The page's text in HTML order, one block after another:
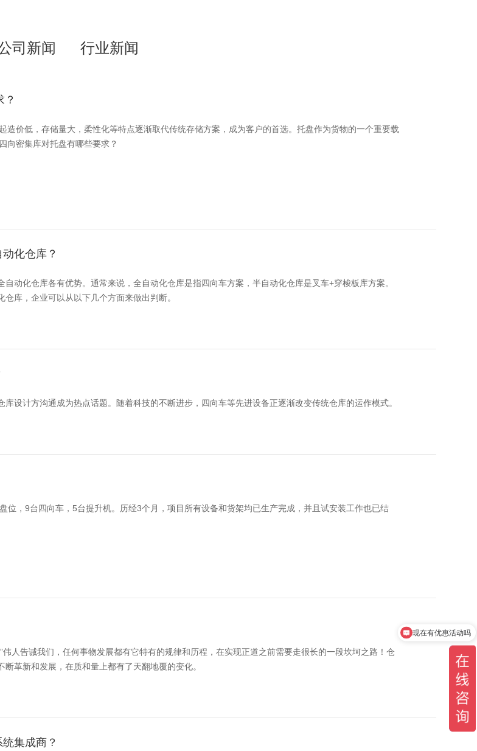
司新闻 行业新闻
？
造价低，存储量大，柔性化等特点逐渐取代传统存储方案，成为客户的首选。托盘作为货物的一个重要载
向密集库对托盘有哪些要求？
化仓库？
动化仓库各有优势。通常来说，全自动化仓库是指四向车方案，半自动化仓库是叉车+穿梭板库方案。
库，企业可以从以下几个方面来做出判断。
设计方沟通成为热点话题。随着科技的不断进步，四向车等先进设备正逐渐改变传统仓库的运作模式。
位，9台四向车，5台提升机。历经3个月，项目所有设备和货架均已生产完成，并且试安装工作也已结
伟人告诫我们，任何事物发展都有它特有的规律和历程，在实现正道之前需要走很长的一段坎坷之路！仓
革新和发展，在质和量上都有了天翻地覆的变化。
集成商？
现在有优惠活动吗